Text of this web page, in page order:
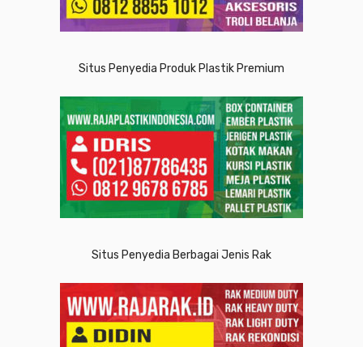
Situs Penyedia Produk Plastik Premium
Situs Penyedia Berbagai Jenis Rak